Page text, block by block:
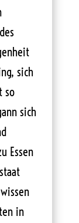
sich
so
sich
Essen
in